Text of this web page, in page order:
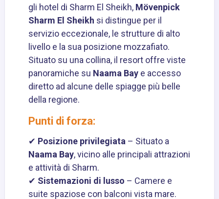
gli hotel di Sharm El Sheikh, Mövenpick
Sharm El Sheikh si distingue per il
servizio eccezionale, le strutture di alto
livello e la sua posizione mozzafiato.
Situato su una collina, il resort offre viste
panoramiche su Naama Bay e accesso
diretto ad alcune delle spiagge più belle
della regione.
Punti di forza:
✔ Posizione privilegiata – Situato a
Naama Bay, vicino alle principali attrazioni
e attività di Sharm.
✔ Sistemazioni di lusso – Camere e
suite spaziose con balconi vista mare.